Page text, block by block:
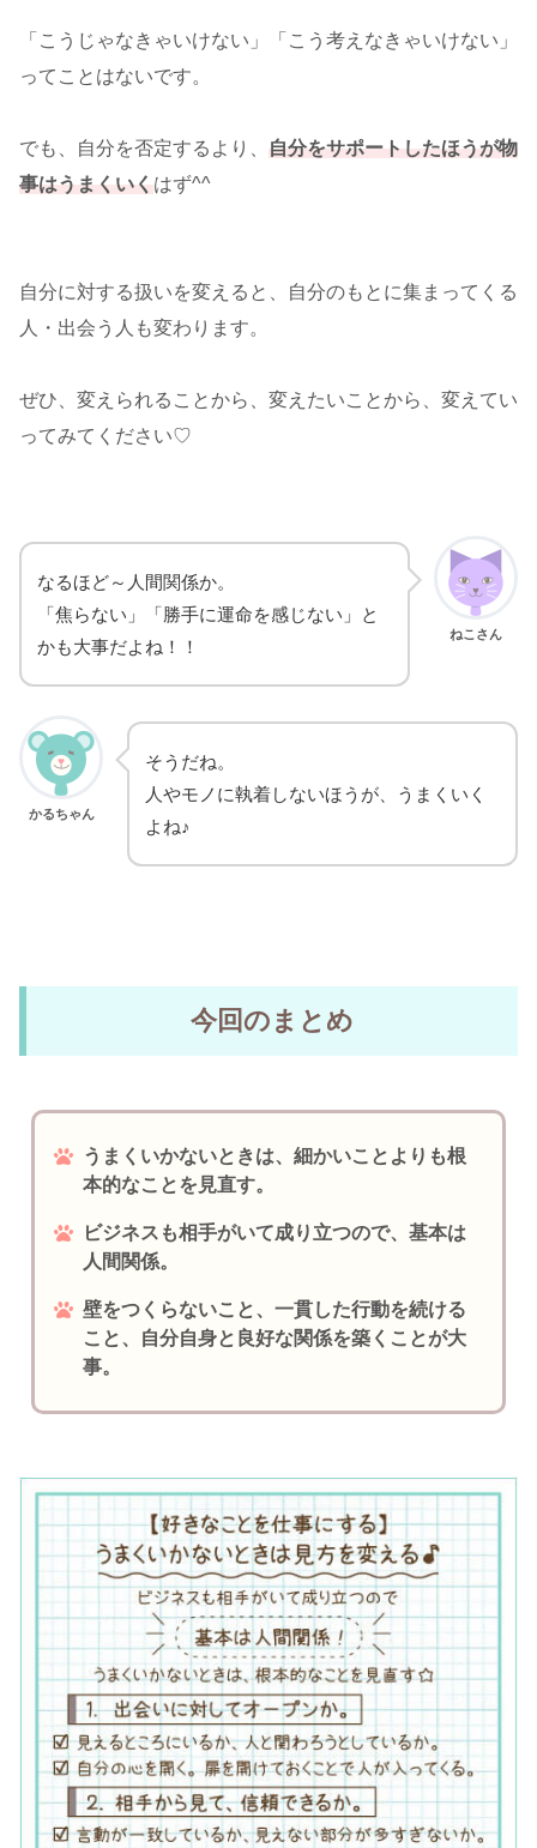
「こうじゃなきゃいけない」「こう考えなきゃいけない」
ってことはないです。
でも、自分を否定するより、
自分をサポートしたほうが物
事はうまくいく はず^^
自分に対する扱いを変えると、自分のもとに集まってくる
人・出会う人も変わります。
ぜひ、変えられることから、変えたいことから、変えてい
ってみてください♡
ねこさん
なるほど～人間関係か。
「焦らない」「勝手に運命を感じない」と
かも大事だよね！！
かるちゃん
そうだね。
人やモノに執着しないほうが、うまくいく
よね♪
今回のまとめ
うまくいかないときは、細かいことよりも根
本的なことを見直す。
ビジネスも相手がいて成り立つので、基本は
人間関係。
壁をつくらないこと、一貫した行動を続ける
こと、自分自身と良好な関係を築くことが大
事。